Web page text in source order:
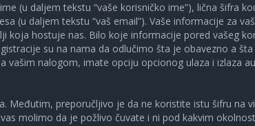
(u daljem tekstu “vaše korisničko ime”), lična šifra
(u daljem tekstu “vaš email”). Vaše informacije za
koja hostuje nas. Bilo koje informacije pored vašeg
su na nama da odlučimo šta je obavezno a
vašim nalogom, imate opciju opcionog ulaza i izlaza
Međutim, preporučljivo je da ne koristite istu šifru na
molimo da je požlivo čuvate i ni pod kakvim